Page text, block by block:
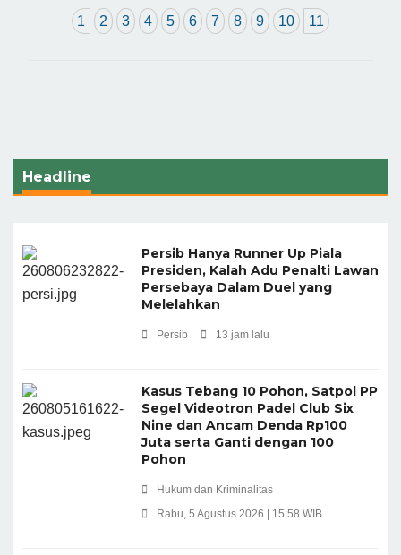
1 2 3 4 5 6 7 8 9 10 11
Headline
Persib Hanya Runner Up Piala
Presiden, Kalah Adu Penalti Lawan
Persebaya Dalam Duel yang
Melelahkan
Persib 13 jam lalu
Kasus Tebang 10 Pohon, Satpol PP
Segel Videotron Padel Club Six
Nine dan Ancam Denda Rp100
Juta serta Ganti dengan 100
Pohon
Hukum dan Kriminalitas
Rabu, 5 Agustus 2026 | 15:58 WIB